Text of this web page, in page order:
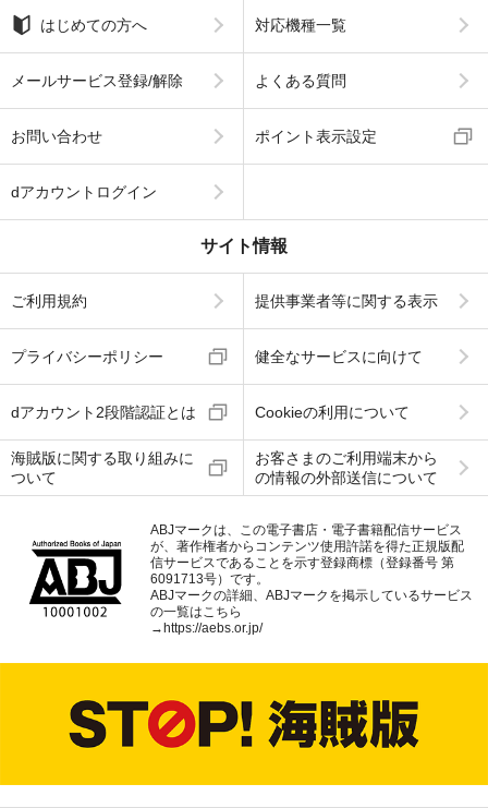
はじめての方へ 対応機種一覧
メールサービス登録/解除 よくある質問
お問い合わせ ポイント表示設定
dアカウントログイン
サイト情報
ご利用規約 提供事業者等に関する表示
プライバシーポリシー 健全なサービスに向けて
dアカウント2段階認証とは Cookieの利用について
海賊版に関する取り組みに
ついて
お客さまのご利用端末から
の情報の外部送信について
ABJマークは、この電子書店・電子書籍配信サービス
が、著作権者からコンテンツ使用許諾を得た正規版配
信サービスであることを示す登録商標（登録番号 第
6091713号）です。
ABJマークの詳細、ABJマークを掲示しているサービス
の一覧はこちら
→https://aebs.or.jp/